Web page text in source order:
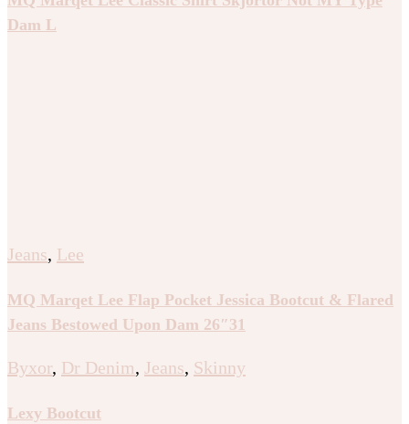
Dam L
Jeans, Lee
MQ Marqet Lee Flap Pocket Jessica Bootcut & Flared
Jeans Bestowed Upon Dam 26″31
Byxor, Dr Denim, Jeans, Skinny
Lexy Bootcut